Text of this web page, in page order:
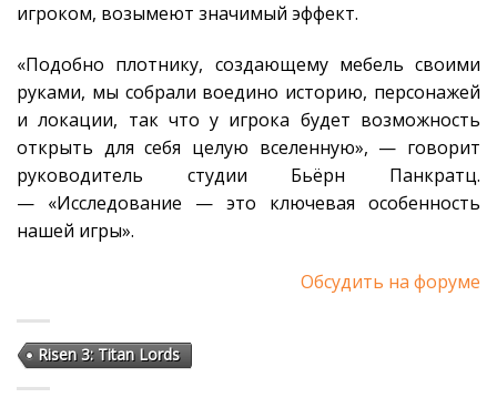
игроком, возымеют значимый эффект.
«Подобно плотнику, создающему мебель своими
руками, мы собрали воедино историю, персонажей
и локации, так что у игрока будет возможность
открыть для себя целую вселенную», — говорит
руководитель студии Бьёрн Панкратц.
— «Исследование — это ключевая особенность
нашей игры».
Обсудить на форуме
Risen 3: Titan Lords